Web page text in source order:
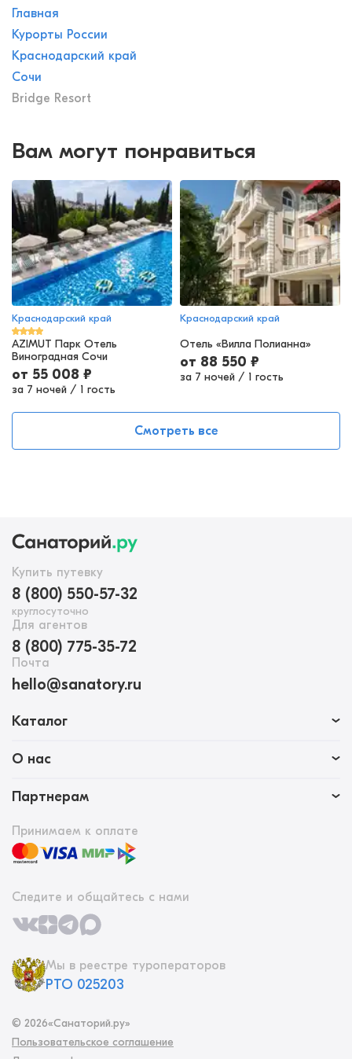
Главная
Курорты России
Краснодарский край
Сочи
Bridge Resort
Вам могут понравиться
Краснодарский край
AZIMUT Парк Отель
Виноградная Сочи
от 55 008 ₽
за 7 ночей / 1 гость
Краснодарский край
Отель «Вилла Полианна»
от 88 550 ₽
за 7 ночей / 1 гость
Смотреть все
Купить путевку
8 (800) 550-57-32
круглосуточно
Для агентов
8 (800) 775-35-72
Почта
hello@sanatory.ru
Каталог
О нас
Партнерам
Принимаем к оплате
Следите и общайтесь с нами
Мы в реестре туроператоров
РТО 025203
© 2026«Санаторий.ру»
Пользовательское соглашение